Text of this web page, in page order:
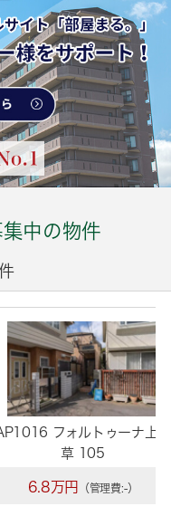
中の物件
フォルトゥーナ上井
草 105
6.8万円 （管理費:-）